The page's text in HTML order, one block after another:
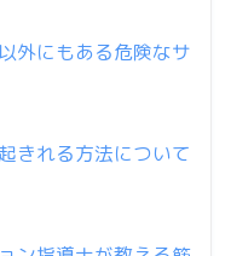
外にもある危険なサ
きれる方法について